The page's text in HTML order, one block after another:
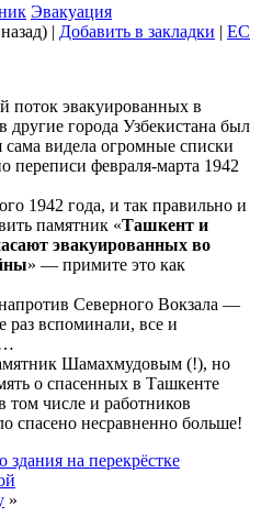
Эвакуация
| Добавить в закладки | EC
поток эвакуированных в
города Узбекистана был
видела огромные списки
переписи февраля-марта 1942
1942 года, и так правильно и
памятник «Ташкент и
эвакуированных во
» — примите это как
Северного Вокзала —
раз вспоминали, все и
Шамахмудовым (!), но
о спасенных в Ташкенте
числе и работников
спасено несравненно больше!
здания на перекрёстке
»